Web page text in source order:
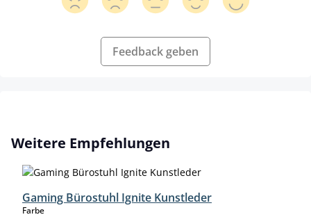
Feedback geben
Produktgalerie überspringen
Weitere Empfehlungen
Gaming Bürostuhl Ignite Kunstleder
Farbeauswählen